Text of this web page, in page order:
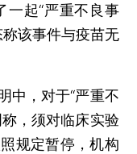
一起“严重不良事
该事件与疫苗无
，对于“严重不
，须对临床实验
规定暂停，机构